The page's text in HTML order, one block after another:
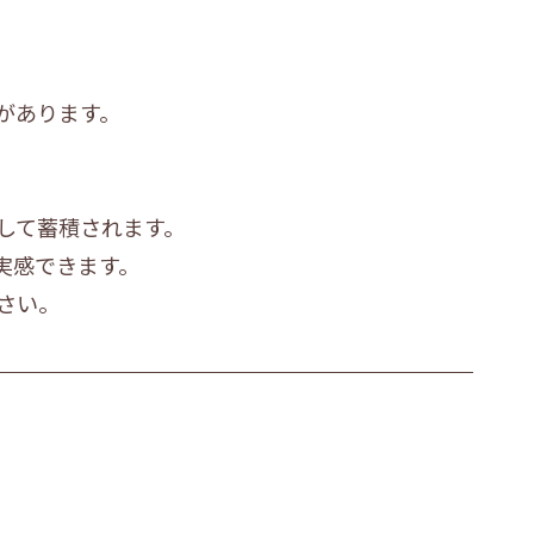
ります。
蓄積されます。
できます。
。